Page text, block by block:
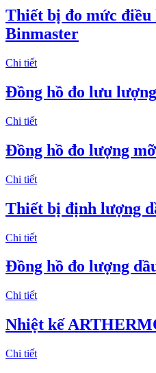
Thiết bị đo mức điều
Binmaster
Chi tiết
Đồng hồ đo lưu
Chi tiết
Đồng hồ đo lượng
Chi tiết
Thiết bị định lượng
Chi tiết
Đồng hồ đo lượng
Chi tiết
Nhiệt kế
Chi tiết